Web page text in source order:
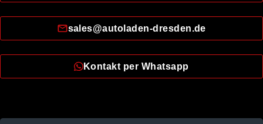
sales@autoladen-dresden.de
Kontakt per Whatsapp